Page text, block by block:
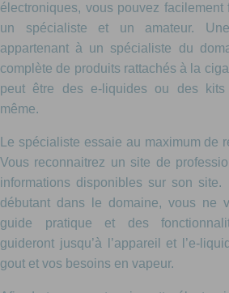
électroniques, vous pouvez
un spécialiste et un amateur.
appartenant à un spécialiste du
complète de produits rattachés à la
peut être des e-liquides ou des kits
même.
Le spécialiste essaie au maximum de
Vous reconnaitrez un site de
informations disponibles sur son
débutant dans le domaine, vous ne
guide pratique et des
guideront jusqu’à l’appareil et l’e-
gout et vos besoins en vapeur.